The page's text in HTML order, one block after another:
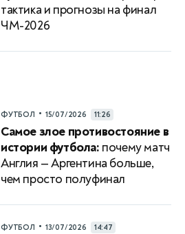
тактика и прогнозы на финал
ЧМ-2026
ФУТБОЛ • 15/07/2026 11:26
Самое злое противостояние в
истории футбола: почему матч
Англия — Аргентина больше,
чем просто полуфинал
ФУТБОЛ • 13/07/2026 14:47